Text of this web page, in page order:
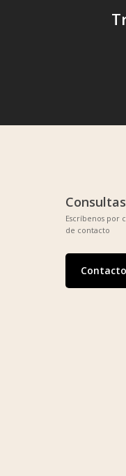
Escríbenos por
de contacto
Contacto